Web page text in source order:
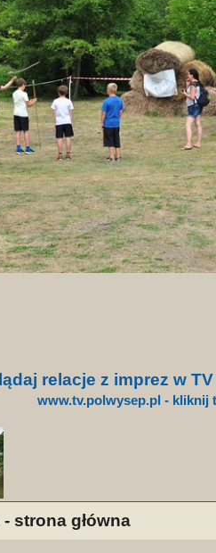
relacje z imprez w
www.tv.polwysep.pl - kliknij
strona główna